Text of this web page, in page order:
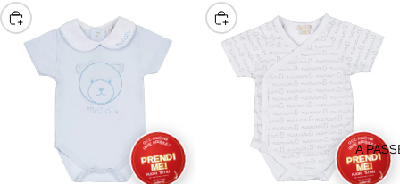
PIUMINI E
CULLE
LETTINI
LETTINI
A
SCEGLI SCEGLI